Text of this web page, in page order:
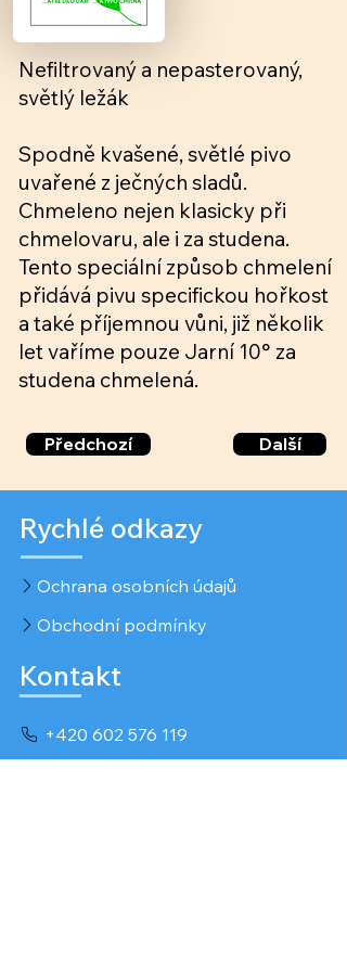
Nefiltrovaný a nepasterovaný,
světlý ležák
Spodně kvašené, světlé pivo
uvařené z ječných sladů.
Chmeleno nejen klasicky při
chmelovaru, ale i za studena.
Tento speciální způsob chmelení
přidává pivu specifickou hořkost
a také příjemnou vůni, již několik
let vaříme pouze Jarní 10° za
studena chmelená.
Předchozí Další
Rychlé odkazy
Ochrana osobních údajů
Obchodní podmínky
Kontakt
+420 602 576 119
info@pivovar-trojan.cz